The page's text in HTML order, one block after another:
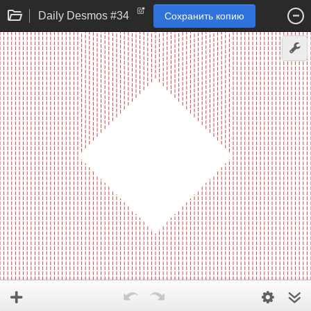
Daily Desmos #34 Сохранить копию